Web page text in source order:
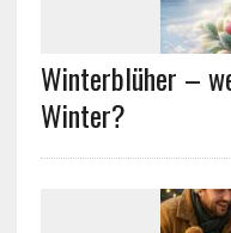
Winterblüher –
Winter?